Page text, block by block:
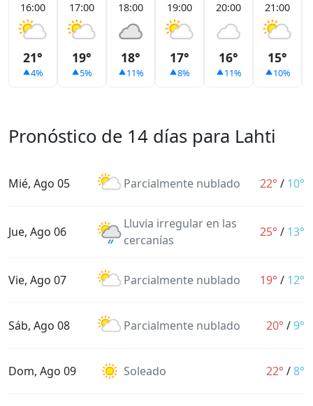
16:00
21°
4%
17:00
19°
5%
18:00
18°
11%
19:00
17°
8%
20:00
16°
11%
21:00
15°
10%
Pronóstico de 14 días para Lahti
Mié, Ago 05 Parcialmente nublado 22° / 10°
Jue, Ago 06
Lluvia irregular en las
cercanías
25° / 13°
Vie, Ago 07 Parcialmente nublado 19° / 12°
Sáb, Ago 08 Parcialmente nublado 20° /9°
Dom, Ago 09 Soleado 22° /8°